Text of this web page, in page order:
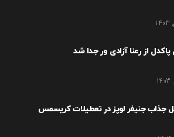
از رعنا آزادی ور جدا شد
جذاب جنیفر لوپز در تعطیلات کریسمس